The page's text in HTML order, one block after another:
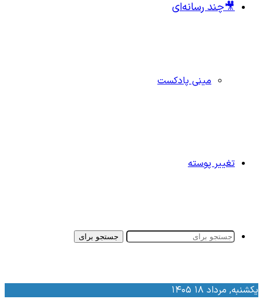
🎥چند رسانه‌ای
مینی پادکست
تغییر پوسته
جستجو برای
مرداد ۱۸ ۱۴۰۵